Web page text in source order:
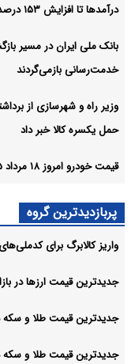
درآمدها تا افزایش ۱۵۳ درصدی استرداد مالیات
بانک ملی ایران در مسیر
خدمت‌رسانی بازمی‌گردند
وزیر راه و شهرسازی از
حمل یکسره کالا خبر داد
قیمت خودرو امروز ۱۸ مرداد ۱۴۰۵ در بازار مشخص شد
پربازدیدترین گروه
واریز کالابرگ برای کدملی‌های ۰ تا ۲ از امروز آغاز شد
جدیدترین قیمت ارزها در بازار آزاد
جدیدترین قیمت طلا و سکه در بازار
جدیدترین قیمت طلا و سکه در بازار